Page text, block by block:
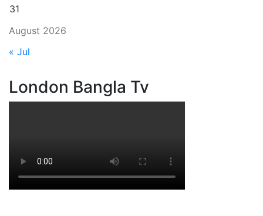
August 2026
31
« Jul
London Bangla Tv